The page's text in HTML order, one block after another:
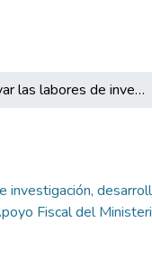
Apoyar las labores de investigación, desarrollo de estudios económicos y fiscales, construcción de bases de datos y demás actividades requeridas por la Dirección General de Apoyo Fiscal del Ministerio de Hacienda y Crédito Público.
investigación,
Fiscal del